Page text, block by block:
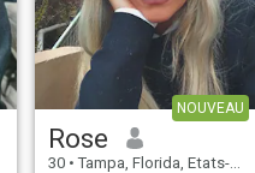
NOUVEAU
Rose
30 • Tampa, Florida, Etats-Unis